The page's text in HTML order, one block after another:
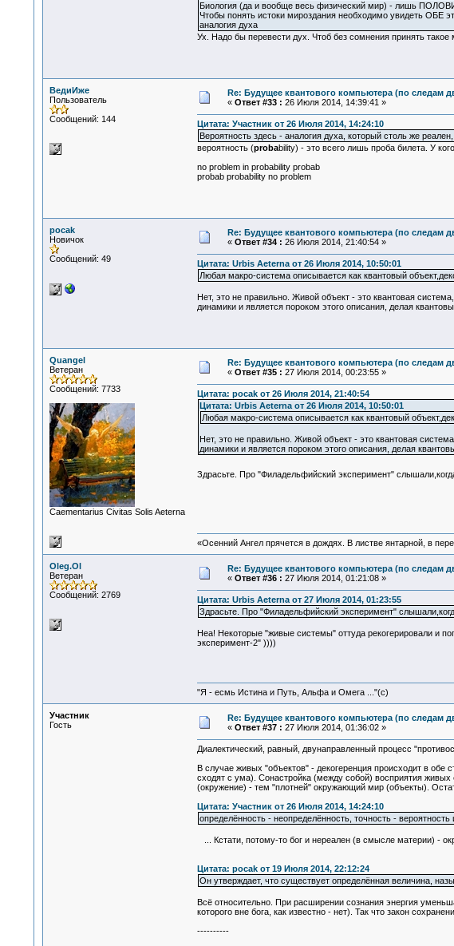
Биология (да и вообще весь физический мир) - лишь
Чтобы понять истоки мироздания необходимо увидеть ОБЕ
аналогия духа
Ух. Надо бы перевести дух. Чтоб без сомнения принять такое
ВедиИже
Пользователь
Сообщений: 144
Re: Будущее квантового компьютера (по следам
« Ответ #33 : 26 Июля 2014, 14:39:41 »
Цитата: Участник от 26 Июля 2014, 14:24:10
Вероятность здесь - аналогия духа, который столь же
вероятность (probability) - это всего лишь проба билета. У
no problem in probability probab
probab probability no problem
pocak
Новичок
Сообщений: 49
Re: Будущее квантового компьютера (по следам
« Ответ #34 : 26 Июля 2014, 21:40:54 »
Цитата: Urbis Aeterna от 26 Июля 2014, 10:50:01
Любая макро-система описывается как квантовый
Нет, это не правильно. Живой объект - это квантовая
динамики и является пороком этого описания, делая
Quangel
Ветеран
Сообщений: 7733
Сaementarius Civitas Solis Aeterna
Re: Будущее квантового компьютера (по следам
« Ответ #35 : 27 Июля 2014, 00:23:55 »
Цитата: pocak от 26 Июля 2014, 21:40:54
Цитата: Urbis Aeterna от 26 Июля 2014, 10:50:01
Любая макро-система описывается как квантовый
Нет, это не правильно. Живой объект - это квантовая
динамики и является пороком этого описания, делая
Здрасьте. Про "Филадельфийский эксперимент"
«Осенний Ангел прячется в дождях. В листве янтарной, в
Oleg.Ol
Ветеран
Сообщений: 2769
Re: Будущее квантового компьютера (по следам
« Ответ #36 : 27 Июля 2014, 01:21:08 »
Цитата: Urbis Aeterna от 27 Июля 2014, 01:23:55
Здрасьте. Про "Филадельфийский эксперимент"
Неа! Некоторые "живые системы" оттуда рекогерировали и
эксперимент-2" ))))
"Я - есмь Истина и Путь, Альфа и Омега ..."(с)
Участник
Гость
Re: Будущее квантового компьютера (по следам
« Ответ #37 : 27 Июля 2014, 01:36:02 »
Диалектический, равный, двунаправленный процесс
В случае живых "объектов" - декогеренция происходит в
сходят с ума). Сонастройка (между собой) восприятия
(окружение) - тем "плотней" окружающий мир (объекты).
Цитата: Участник от 26 Июля 2014, 14:24:10
определённость - неопределённость, точность - вероятность
... Кстати, потому-то бог и нереален (в смысле материи) -
Цитата: pocak от 19 Июля 2014, 22:12:24
Он утверждает, что существует определённая величина,
Всё относительно. При расширении сознания энергия
которого вне бога, как известно - нет). Так что закон
----------